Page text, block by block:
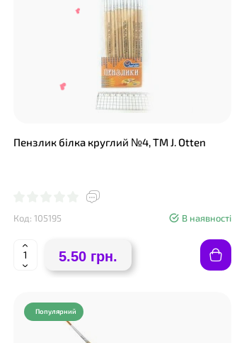
Пензлик білка круглий №4, ТМ J. Otten
Код: 105195 В наявності
5.50 грн.
Популярний
❤